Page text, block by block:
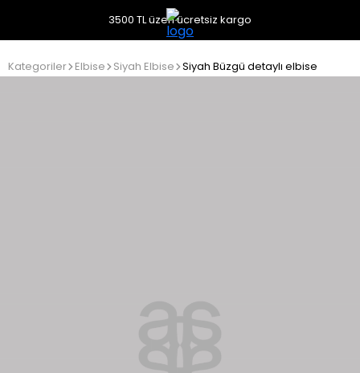
3500 TL üzeri ücretsiz kargo
Kategoriler Elbise Siyah Elbise Siyah Büzgü detaylı elbise